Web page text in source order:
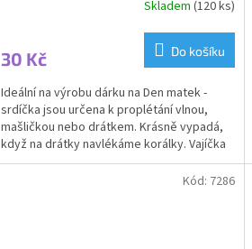
je
z
5
hvězdiček.
Skladem (120 ks)
30 Kč Do košíku
Ideální na výrobu dárku na Den matek -
srdíčka jsou určena k proplétání vlnou,
mašličkou nebo drátkem. Krásně vypadá,
když na drátky navlékáme korálky. Vajíčka
lze dozdobit i...
Kód: 7286